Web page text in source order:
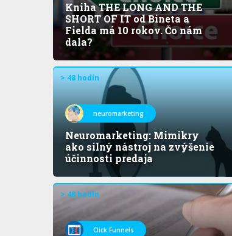
Kniha THE LONG AND THE
SHORT OF IT od Bineta a
Fielda má 10 rokov. Čo nám
dala?
> 48 hodín
neuromarketing
Neuromarketing: Mimikry
ako silný nástroj na zvýšenie
účinnosti predaja
> 48 hodín
Click Funnels